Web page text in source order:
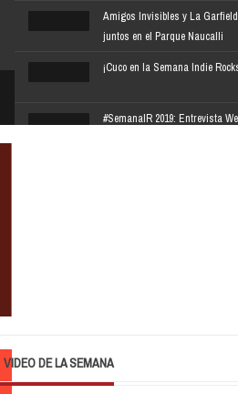
Amigos Invisibles y La Garfield
juntos en el Parque Naucalli
¡Cuco en la Semana Indie
#SemanaIR 2019: Entrevista
música
VIDEO DE LA SEMANA